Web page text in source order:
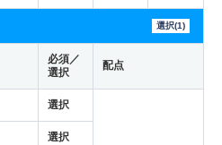
選択(1)
必須／
選択
配点
選択
選択